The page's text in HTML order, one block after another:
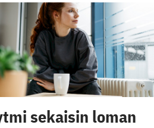
sekaisin loman